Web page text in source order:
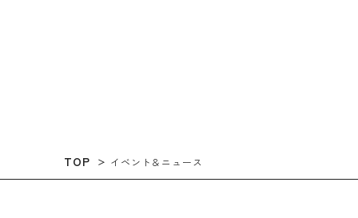
TOP イベント＆ニュース